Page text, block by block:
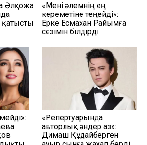
Әлқожа
қатысты
«Мені әлемнің ең
кереметіне теңейді»:
Ерке Есмахан Райымға
сезімін білдірді
«Репертуарында
авторлық әндер аз»:
Димаш Құдайберген